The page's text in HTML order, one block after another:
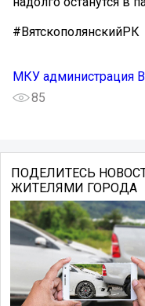
#ВятскополянскийРК
МКУ администрация
85
ПОДЕЛИТЕСЬ
ЖИТЕЛЯМИ ГОРОДА